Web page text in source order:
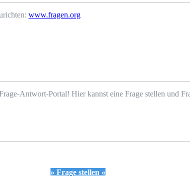
www.fragen.org
Antwort-Portal! Hier kannst eine Frage stellen und
» Frage stellen «